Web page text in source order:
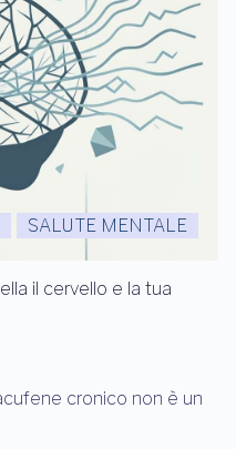
SALUTE MENTALE
il cervello e la tua
cronico non è un